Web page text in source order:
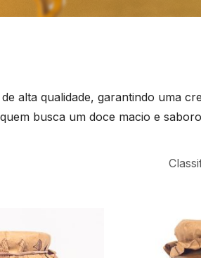
alta qualidade, garantindo uma
busca um doce macio e